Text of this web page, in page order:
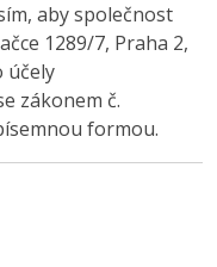
aby společnost
1289/7, Praha 2,
účely
zákonem č.
formou.